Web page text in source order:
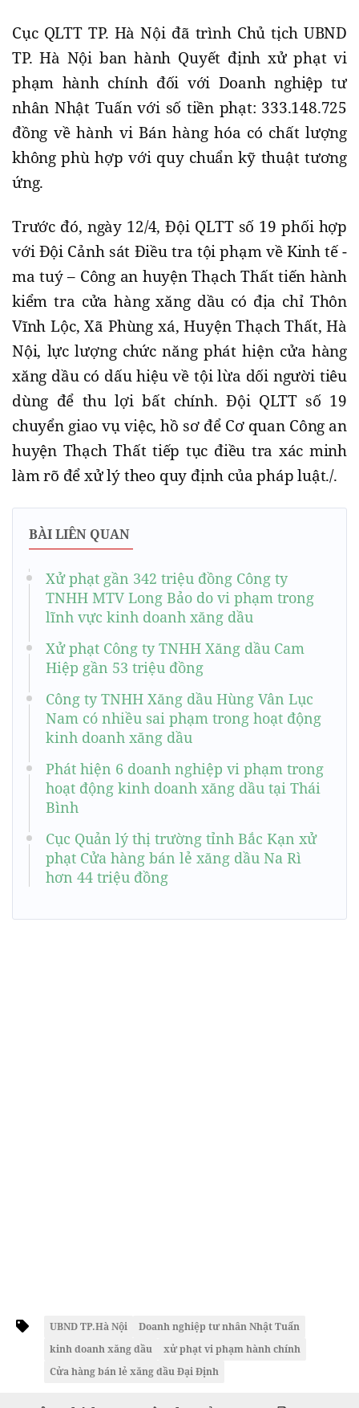
Cục QLTT TP. Hà Nội đã trình Chủ tịch UBND
TP. Hà Nội ban hành Quyết định xử phạt vi
phạm hành chính đối với Doanh nghiệp tư
nhân Nhật Tuấn với số tiền phạt: 333.148.725
đồng về hành vi Bán hàng hóa có chất lượng
không phù hợp với quy chuẩn kỹ thuật tương
ứng.
Trước đó, ngày 12/4, Đội QLTT số 19 phối hợp
với Đội Cảnh sát Điều tra tội phạm về Kinh tế -
ma tuý – Công an huyện Thạch Thất tiến hành
kiểm tra cửa hàng xăng dầu có địa chỉ Thôn
Vĩnh Lộc, Xã Phùng xá, Huyện Thạch Thất, Hà
Nội, lực lượng chức năng phát hiện cửa hàng
xăng dầu có dấu hiệu về tội lừa dối người tiêu
dùng để thu lợi bất chính. Đội QLTT số 19
chuyển giao vụ việc, hồ sơ để Cơ quan Công an
huyện Thạch Thất tiếp tục điều tra xác minh
làm rõ để xử lý theo quy định của pháp luật./.
BÀI LIÊN QUAN
Xử phạt gần 342 triệu đồng Công ty
TNHH MTV Long Bảo do vi phạm trong
lĩnh vực kinh doanh xăng dầu
Xử phạt Công ty TNHH Xăng dầu Cam
Hiệp gần 53 triệu đồng
Công ty TNHH Xăng dầu Hùng Vân Lục
Nam có nhiều sai phạm trong hoạt động
kinh doanh xăng dầu
Phát hiện 6 doanh nghiệp vi phạm trong
hoạt động kinh doanh xăng dầu tại Thái
Bình
Cục Quản lý thị trường tỉnh Bắc Kạn xử
phạt Cửa hàng bán lẻ xăng dầu Na Rì
hơn 44 triệu đồng
UBND TP.Hà Nội
Doanh nghiệp tư nhân Nhật Tuấn
kinh doanh xăng dầu
xử phạt vi phạm hành chính
Cửa hàng bán lẻ xăng dầu Đại Định